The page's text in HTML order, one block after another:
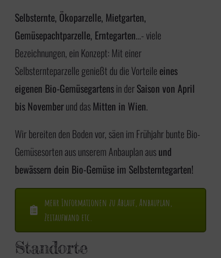
Selbsternte, Ökoparzelle, Mietgarten,
Gemüsepachtparzelle, Erntegarten…- viele
Bezeichnungen, ein Konzept: Mit einer
Selbsternteparzelle genießt du die Vorteile eines
eigenen Bio-Gemüsegartensin derSaison von April
bis Novemberund dasMitten in Wien.
Wir bereiten den Boden vor, säen im Frühjahr bunte Bio-
Gemüsesorten aus unserem Anbauplan ausund
bewässern dein Bio-Gemüse im Selbsterntegarten!
mehr Informationen zu Ablauf, Anbauplan,
Zeitaufwand etc.
Standorte